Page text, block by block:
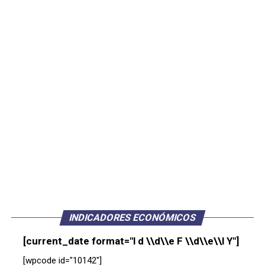
INDICADORES ECONÓMICOS
[current_date format="l d \\d\\e F \\d\\e\\l Y"]
[wpcode id="10142"]